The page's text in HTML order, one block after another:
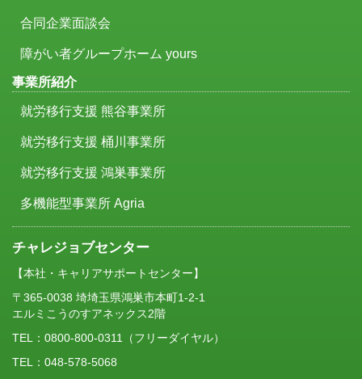
合同企業面談会
障がい者グループホーム yours
事業所紹介
就労移行支援 熊谷事業所
就労移行支援 桶川事業所
就労移行支援 鴻巣事業所
多機能型事業所 Agria
チャレジョブセンター
【本社・キャリアサポートセンター】
〒365-0038 埼埼玉県鴻巣市本町1-2-1
エルミこうのすアネックス2階
TEL： 0800-800-0311
（フリーダイヤル）
TEL：048-578-5068